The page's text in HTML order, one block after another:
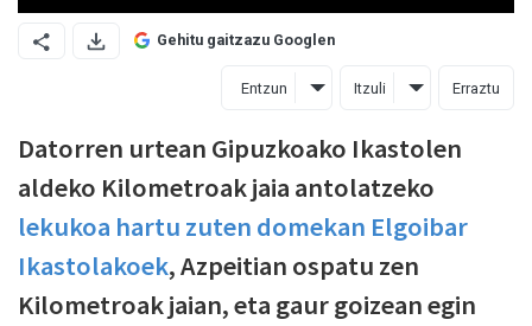
Gehitu gaitzazu Googlen
Entzun Itzuli Erraztu
Datorren urtean Gipuzkoako Ikastolen
aldeko Kilometroak jaia antolatzeko
lekukoa hartu zuten domekan Elgoibar
Ikastolakoek, Azpeitian ospatu zen
Kilometroak jaian, eta gaur goizean egin